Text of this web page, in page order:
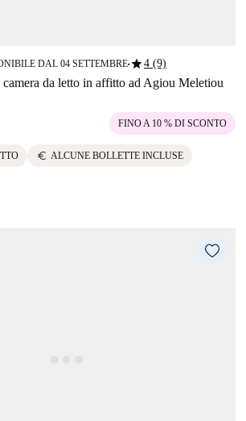
DAL 04 SETTEMBRE■star4 (9)
da letto in affitto ad Agiou Meletiou
FINO A 10 % DI SCONTO
euro ALCUNE BOLLETTE INCLUSE